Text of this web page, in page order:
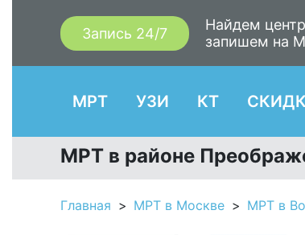
Запись 24/7
Найдем
запишем на
МРТ УЗИ КТ
МРТ в районе
Главная МРТ в Москве МРТ в